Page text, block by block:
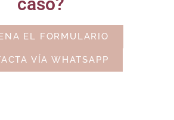
EL FORMULARIO
VÍA WHATSAPP